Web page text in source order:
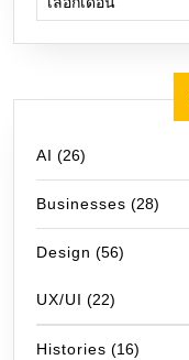
AI (26)
Businesses (28)
Design (56)
UX/UI (22)
Histories (16)